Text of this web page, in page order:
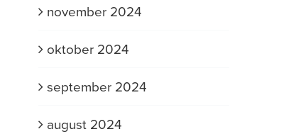
november 2024
oktober 2024
september 2024
august 2024